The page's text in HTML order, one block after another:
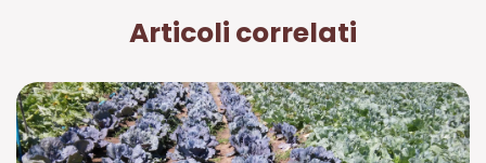
Articoli correlati